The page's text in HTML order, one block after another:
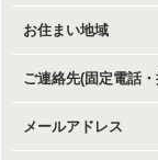
お住まい地域
ご連絡先(固定電話
メールアドレス